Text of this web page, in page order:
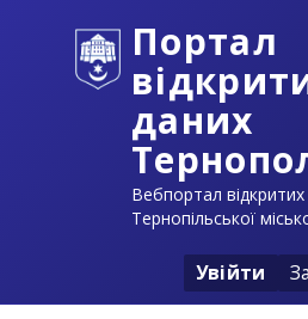
Портал
даних
Вебпортал
Тернопільської
Увійти